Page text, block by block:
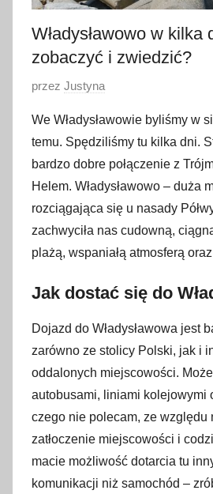
Władysławowo w kilka
zobaczyć i zwiedzić?
O
u
b
l
i
k
o
w
n
3
l
i
p
c
a
2
0
przez Justyna
We Władysławowie byliśmy w
temu. Spędziliśmy tu kilka dni.
bardzo dobre połączenie z
Helem. Władysławowo – duża
rozciągająca się u nasady
zachwyciła nas cudowną,
plażą, wspaniałą atmosferą
Jak dostać się do
Dojazd do Władysławowa jest
zarówno ze stolicy Polski, jak i
oddalonych miejscowości.
autobusami, liniami kolejowymi
czego nie polecam, ze względu
zatłoczenie miejscowości i
macie możliwość dotarcia tu
komunikacji niż samochód –